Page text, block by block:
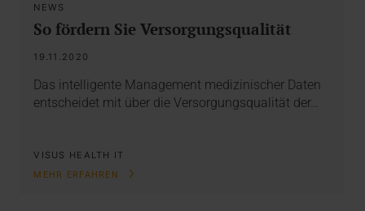
NEWS
So fördern Sie Versorgungsqualität
19.11.2020
Das intelligente Management medizinischer Daten
entscheidet mit über die Versorgungsqualität der…
VISUS HEALTH IT
MEHR ERFAHREN